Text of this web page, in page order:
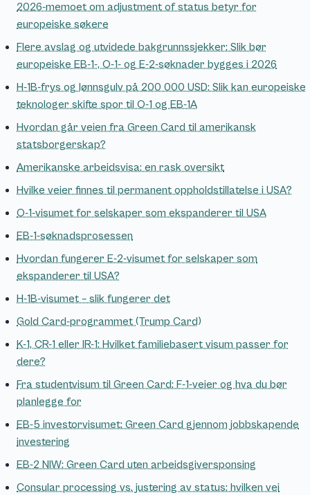
2026-memoet om adjustment of status betyr for
europeiske søkere
Flere avslag og utvidede bakgrunnssjekker: Slik bør
europeiske EB-1-, O-1- og E-2-søknader bygges i 2026
H-1B-frys og lønnsgulv på 200 000 USD: Slik kan europeiske
teknologer skifte spor til O-1 og EB-1A
Hvordan går veien fra Green Card til amerikansk
statsborgerskap?
Amerikanske arbeidsvisa: en rask oversikt
Hvilke veier finnes til permanent oppholdstillatelse i USA?
O-1-visumet for selskaper som ekspanderer til USA
EB-1-søknadsprosessen
Hvordan fungerer E-2-visumet for selskaper som
ekspanderer til USA?
H-1B-visumet – slik fungerer det
Gold Card-programmet (Trump Card)
K-1, CR-1 eller IR-1: Hvilket familiebasert visum passer for
dere?
Fra studentvisum til Green Card: F-1-veier og hva du bør
planlegge for
EB-5 investorvisumet: Green Card gjennom jobbskapende
investering
EB-2 NIW: Green Card uten arbeidsgiversponsing
Consular processing vs. justering av status: hvilken vei